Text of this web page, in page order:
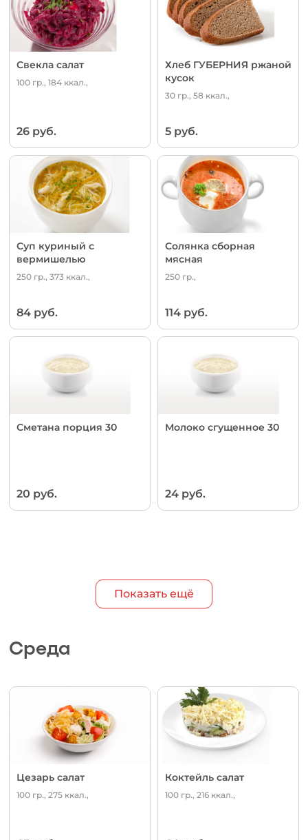
Свекла салат
100 гр., 184 ккал.,
26 руб.
Хлеб ГУБЕРНИЯ ржаной
кусок
30 гр., 58 ккал.,
5 руб.
Суп куриный с
вермишелью
250 гр., 373 ккал.,
84 руб.
Солянка сборная
мясная
250 гр.,
114 руб.
Сметана порция 30
20 руб.
Молоко сгущенное 30
24 руб.
Показать ещё
Среда
Цезарь салат
100 гр., 275 ккал.,
Коктейль салат
100 гр., 216 ккал.,